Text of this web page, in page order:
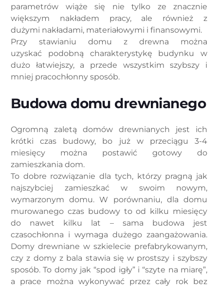
parametrów wiąże się nie tylko ze znacznie
większym nakładem pracy, ale również z
dużymi nakładami, materiałowymi i finansowymi.
Przy stawianiu domu z drewna można
uzyskać podobną charakterystykę budynku w
dużo łatwiejszy, a przede wszystkim szybszy i
mniej pracochłonny sposób.
Budowa domu drewnianego
Ogromną zaletą domów drewnianych jest ich
krótki czas budowy, bo już w przeciągu 3-4
miesięcy można postawić gotowy do
zamieszkania dom.
To dobre rozwiązanie dla tych, którzy pragną jak
najszybciej zamieszkać w swoim nowym,
wymarzonym domu. W porównaniu, dla domu
murowanego czas budowy to od kilku miesięcy
do nawet kilku lat – sama budowa jest
czasochłonna i wymaga dużego zaangażowania.
Domy drewniane w szkielecie prefabrykowanym,
czy z domy z bala stawia się w prostszy i szybszy
sposób. To domy jak “spod igły” i “szyte na miarę”,
a prace można wykonywać przez cały rok bez